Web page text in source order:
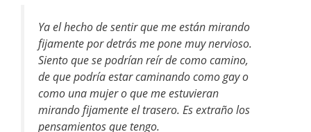
Ya el hecho de sentir que me están mirando
fijamente por detrás me pone muy nervioso.
Siento que se podrían reír de como camino,
de que podría estar caminando como gay o
como una mujer o que me estuvieran
mirando fijamente el trasero. Es extraño los
pensamientos que tengo.